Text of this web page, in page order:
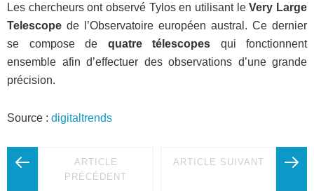
Les chercheurs ont observé Tylos en utilisant leVery Large
Telescope de l’Observatoire européen austral. Ce dernier
se compose de quatre télescopes qui fonctionnent
ensemble afin d’effectuer des observations d’une grande
précision.
Source : digitaltrends
ARTICLE
PRÉCÉDENT
ARTICLE SUIVANT